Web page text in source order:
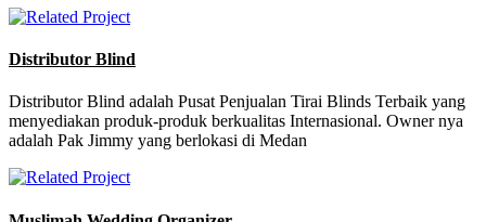
Distributor Blind
Distributor Blind adalah Pusat Penjualan Tirai Blinds Terbaik yang
menyediakan produk-produk berkualitas Internasional. Owner nya
adalah Pak Jimmy yang berlokasi di Medan